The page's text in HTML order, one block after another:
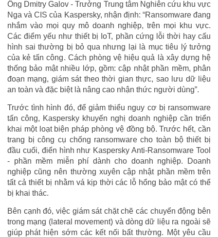
Ông Dmitry Galov - Trưởng Trung tâm Nghiên cứu khu vực
Nga và CIS của Kaspersky, nhận định: “Ransomware đang
nhắm vào mọi quy mô doanh nghiệp, trên mọi khu vực.
Các điểm yếu như thiết bị IoT, phần cứng lỗi thời hay cấu
hình sai thường bị bỏ qua nhưng lại là mục tiêu lý tưởng
của kẻ tấn công. Cách phòng vệ hiệu quả là xây dựng hệ
thống bảo mật nhiều lớp, gồm: cập nhật phần mềm, phân
đoạn mạng, giám sát theo thời gian thực, sao lưu dữ liệu
an toàn và đặc biệt là nâng cao nhận thức người dùng”.
Trước tình hình đó, để giảm thiểu nguy cơ bị ransomware
tấn công, Kaspersky khuyến nghị doanh nghiệp cần triển
khai một loạt biện pháp phòng vệ đồng bộ. Trước hết, cần
trang bị công cụ chống ransomware cho toàn bộ thiết bị
đầu cuối, điển hình như Kaspersky Anti-Ransomware Tool
- phần mềm miễn phí dành cho doanh nghiệp. Doanh
nghiệp cũng nên thường xuyên cập nhật phần mềm trên
tất cả thiết bị nhằm vá kịp thời các lỗ hổng bảo mật có thể
bị khai thác.
Bên cạnh đó, việc giám sát chặt chẽ các chuyển động bên
trong mạng (lateral movement) và dòng dữ liệu ra ngoài sẽ
giúp phát hiện sớm các kết nối bất thường. Một yêu cầu